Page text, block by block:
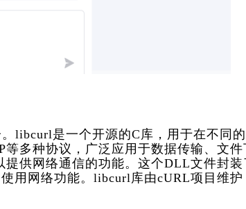
libcurl是一个开源的C库，用于在不同的
多种协议，广泛应用于数据传输、文件
供网络通信的功能。这个DLL文件封装
用网络功能。libcurl库由cURL项目维护